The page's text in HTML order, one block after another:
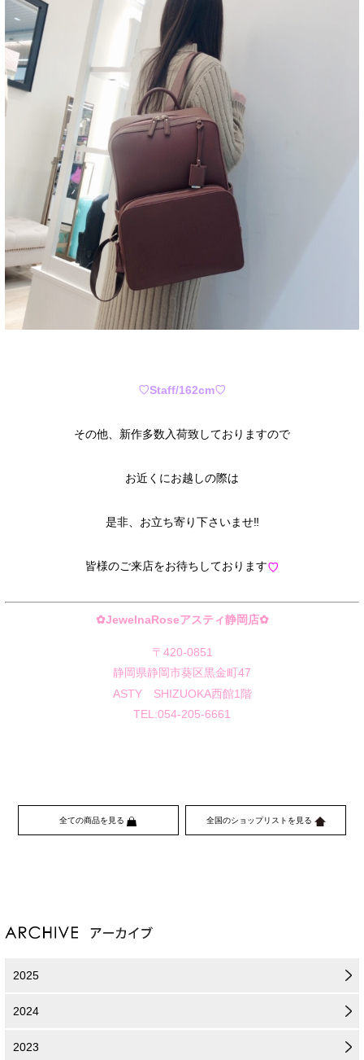
♡Staff/162cm♡
その他、新作多数入荷致しておりますので
お近くにお越しの際は
是非、お立ち寄り下さいませ‼︎
皆様のご来店をお待ちしております♡
✿JewelnaRoseアスティ静岡店✿
〒420-0851
静岡県静岡市葵区黒金町47
ASTY SHIZUOKA西館1階
TEL:054-205-6661
全ての商品を見る 全国のショップリストを見る
2025
2024
2023